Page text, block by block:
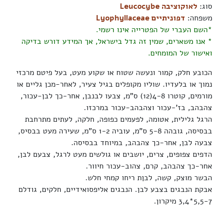
סוג:לאוקוציבה Leucocybe
משפחה:דפוניתיים Lyophyllaceae
*השם העברי של הפטרייה אינו רשמי.
* אנו משארים, שמין זה גדל בישראל, אך המידע דורש בדיקה
ואישור של המומחים.
הכובע חלק, קמור ונעשה שטוח או שקוע מעט, בעל פיטם מרכזי
נמוך או בלעדיו. שוליו מקופלים בגיל צעיר, לאחר-מכן גליים או
מורמים, קוטרו 4-8(12) ס"מ, צבעו לבנבן, אחר-כך לבן-עכור,
צהבהב, בז'-עכור וצהבהב-עכור במרכזו.
הרגל גלילית, אטומה, לפעמים כפופה, חלקה, לעתים מתרחבת
בבסיסה, גובהה 5-8 ס"מ, עוביה 1-2 ס"מ, שעירה מעט בבסיס,
צבעה לבן, אחר-כך צהבהב, במיוחד בבסיסה.
הדפים צפופים, צרים, יושבים או גולשים מעט לרגל, צבעם לבן,
אחר-כך צהבהב, קרם, צהוב-עכור חיוור.
הבשר מוצק, קשה, לבןת ריחו קמחי חלש.
אבקת הנבגים בצבע לבן. הנבגים אליפסואידיים, חלקים, גודלם
5,5-7*3,4 מיקרון.